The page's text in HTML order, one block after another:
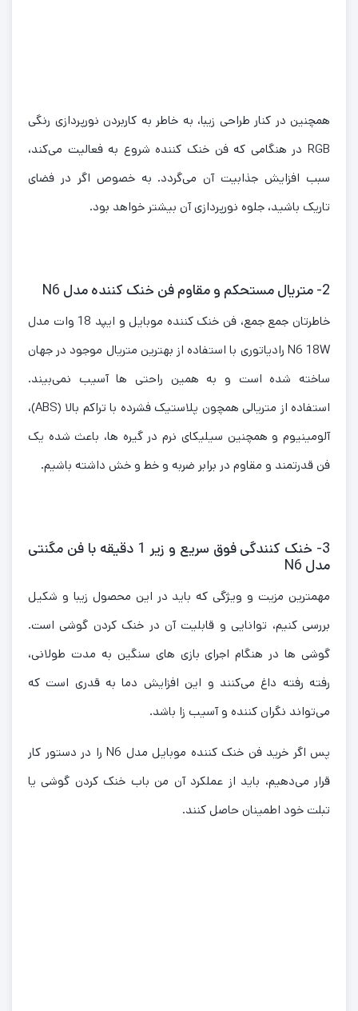
همچنین در کنار طراحی زیبا، به خاطر به کاربردن نورپردازی رنگی
RGB در هنگامی که فن خنک کننده شروع به فعالیت می‌کند،
سبب افزایش جذابیت آن می‌گردد. به خصوص اگر در فضای
تاریک باشید، جلوه نورپردازی آن بیشتر خواهد بود.
2- متریال مستحکم و مقاوم فن خنک کننده مدل N6
خاطرتان جمع جمع، فن خنک کننده موبایل و ایپد 18 وات مدل
N6 18W رادیاتوری با استفاده از بهترین متریال موجود در جهان
ساخته شده است و به همین راحتی ها آسیب نمی‌بیند.
استفاده از متریالی همچون پلاستیک فشرده با تراکم بالا (ABS)،
آلومینیوم و همچنین سیلیکای نرم در گیره ها، باعث شده یک
فن قدرتمند و مقاوم در برابر ضربه و خط و خش داشته باشیم.
3- خنک کنندگی فوق سریع و زیر 1 دقیقه با فن مگنتی
مدل N6
مهمترین مزیت و ویژگی که باید در این محصول زیبا و شکیل
بررسی کنیم، توانایی و قابلیت آن در خنک کردن گوشی است.
گوشی ها در هنگام اجرای بازی های سنگین به مدت طولانی،
رفته رفته داغ می‌کنند و این افزایش دما به قدری است که
می‌تواند نگران کننده و آسیب زا باشد.
پس اگر خرید فن خنک کننده موبایل مدل N6 را در دستور کار
قرار می‌دهیم، باید از عملکرد آن من باب خنک کردن گوشی یا
تبلت خود اطمینان حاصل کنند.